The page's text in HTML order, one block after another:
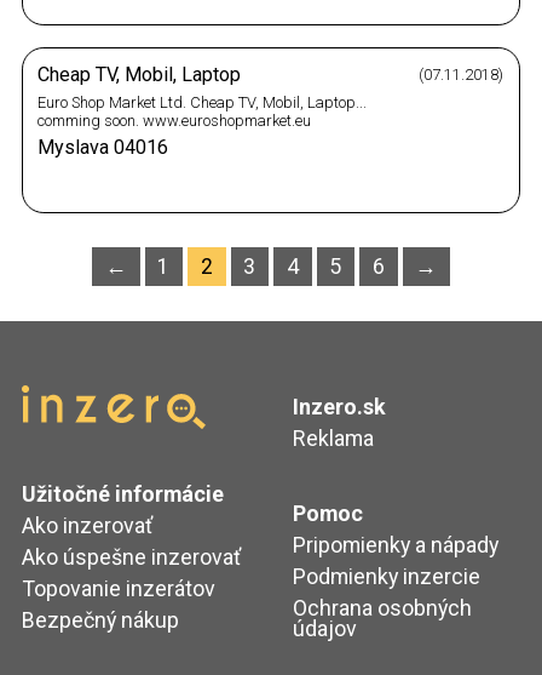
kWh * biela Dostupnosť: Na
Cheap TV, Mobil, Laptop
(07.11.2018)
Euro Shop Market Ltd. Cheap TV, Mobil, Laptop...
comming soon. www.euroshopmarket.eu
Myslava04016
← 1 2 3 4 5 6 →
Inzero.sk
Reklama
Užitočné informácie
Ako inzerovať
Ako úspešne inzerovať
Topovanie inzerátov
Bezpečný nákup
Pomoc
Pripomienky a nápady
Podmienky inzercie
Ochrana osobných
údajov